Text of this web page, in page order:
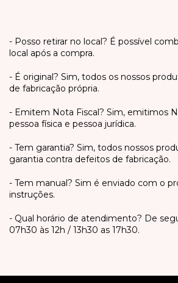
- Posso retirar no local? É possível
local após a compra.
- É original? Sim, todos os nossos
de fabricação própria.
- Emitem Nota Fiscal? Sim, emitimos
pessoa física e pessoa jurídica.
- Tem garantia? Sim, todos nossos
garantia contra defeitos de fabricação.
- Tem manual? Sim é enviado com o
instruções.
- Qual horário de atendimento? De
07h30 às 12h / 13h30 as 17h30.